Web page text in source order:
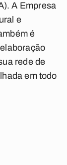
A Empresa
e
é
rede de
em todo